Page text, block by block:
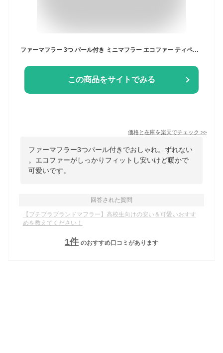
この商品をサイトでみる
価格と在庫を楽天でチェック >>
ファーマフラー3つパール付きでおしゃれ。ずれない
。エコファーがしっかりフィットし安いけど暖かで
可愛いです。
回答された質問
【プチプラブランドマフラー】高校生向けの安い＆可愛いおすす
めを教えてください！
1件 のおすすめ口コミがあります